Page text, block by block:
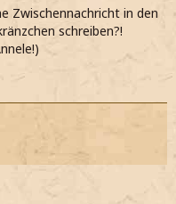
Zwischennachricht in den
schreiben?!